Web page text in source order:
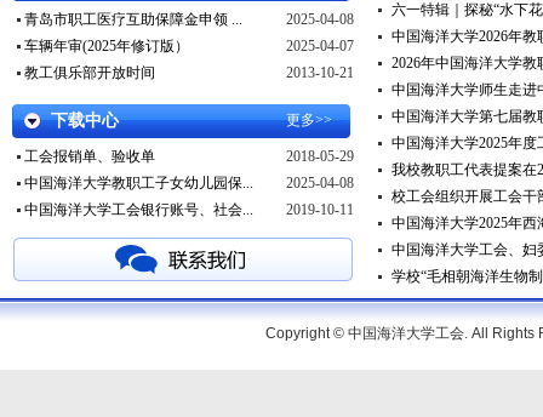
青岛市职工医疗互助保障金申领 ...
2025-04-08
车辆年审(2025年修订版）
2025-04-07
教工俱乐部开放时间
2013-10-21
下载中心 更多>>
工会报销单、验收单
2018-05-29
中国海洋大学教职工子女幼儿园保...
2025-04-08
中国海洋大学工会银行账号、社会...
2019-10-11
六一特辑｜探秘“水下
中国海洋大学2026年
2026年中国海洋大学
中国海洋大学师生走进
中国海洋大学第七届教
中国海洋大学2025年
我校教职工代表提案在
校工会组织开展工会干
中国海洋大学2025年
中国海洋大学工会、妇
学校“毛相朝海洋生物
Copyright © 中国海洋大学工会. All